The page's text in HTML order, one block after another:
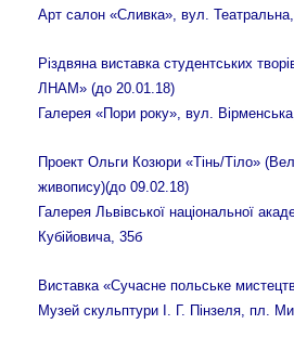
Арт салон «Сливка», вул.
Різдвяна виставка студентських
ЛНАМ» (до 20.01.18)
Галерея «Пори року», вул.
Проект Ольги Козюри «Тінь/Тіло»
живопису)(до 09.02.18)
Галерея Львівської національної
Кубійовича, 35б
Виставка «Сучасне польське
Музей скульптури І. Г. Пінзеля, пл.